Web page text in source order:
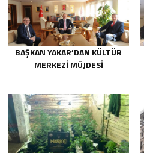
BAŞKAN YAKAR’DAN KÜLTÜR
MERKEZI MÜJDESI